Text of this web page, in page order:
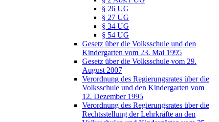
§ 26 UG
§ 27 UG
§ 34 UG
§ 54 UG
Gesetz über die Volksschule und den
Kindergarten vom 23. Mai 1995
Gesetz über die Volksschule vom 29.
August 2007
Verordnung des Regierungsrates über die
Volksschule und den Kindergarten vom
12. Dezember 1995
Verordnung des Regierungsrates über die
Rechtsstellung der Lehrkräfte an den